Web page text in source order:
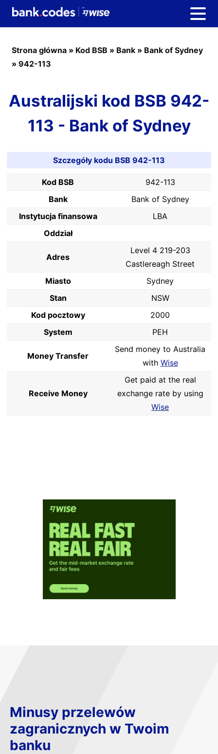
Strona główna » Kod BSB » Bank » Bank of Sydney
» 942-113
Australijski kod BSB 942-
113 - Bank of Sydney
Szczegóły kodu BSB 942-113
Kod BSB
942-113
Bank
Bank of Sydney
Instytucja finansowa
LBA
Oddział
Adres
Level 4 219-203
Castlereagh Street
Miasto
Sydney
Stan
NSW
Kod pocztowy
2000
System
PEH
Money Transfer
Send money to Australia
with Wise
Receive Money
Get paid at the real
exchange rate by using
Wise
Minusy przelewów
zagranicznych w Twoim
banku